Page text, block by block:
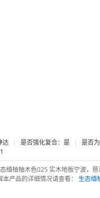
达 | 是否强化复合：是 |
是否
缅柚柚木色025 实木地板宁波，
产品的详细情况请查看： 生态缅